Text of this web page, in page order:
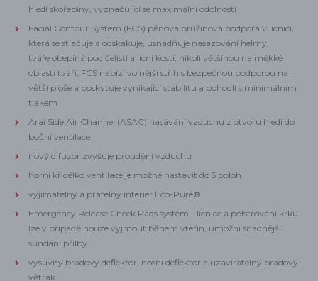
hledí skořepiny, vyznačující se maximální odolností
Facial Contour System (FCS) pěnová pružinová podpora v lícnici,
která se stlačuje a odskakuje, usnadňuje nasazování helmy,
tváře obepíná pod čelistí a lícní kostí, nikoli většinou na měkké
oblasti tváří, FCS nabízí volnější střih s bezpečnou podporou na
větší ploše a poskytuje vynikající stabilitu a pohodlí s minimálním
tlakem
Arai Side Air Channel (ASAC) nasávání vzduchu z otvoru hledí do
boční ventilace
nový difuzor zvyšuje proudění vzduchu
horní křidélko ventilace je možné nastavit do 5 poloh
vyjímatelný a pratelný interiér Eco-Pure®
Emergency Release Cheek Pads systém - lícnice a polstrování krku
lze v případě nouze vyjmout během vteřin, umožní snadnější
sundání přilby
výsuvný bradový deflektor, nosní deflektor a uzavíratelný bradový
větrák